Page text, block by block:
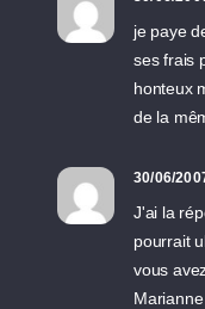
je paye
ses frais
honteux
de la
30/06/
J'ai la
pourrait
vous